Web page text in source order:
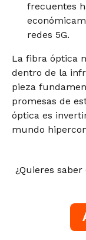
frecuentes
redes 5G.
La fibra óptica
dentro de la
pieza
promesas de
óptica es
mundo
¿Quieres